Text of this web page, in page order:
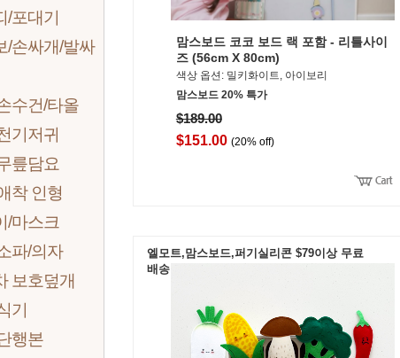
/포대기
/손싸개/발싸
수건/타올
기저귀
릎담요
착 인형
/마스크
파/의자
보호덮개
기
행본
맘스보드 코코 보드 랙 포함 - 리틀사이
즈 (56cm X 80cm)
색상 옵션: 밀키화이트, 아이보리
맘스보드 20% 특가
$189.00
$151.00 (20% off)
엘모트,맘스보드,퍼기실리콘 $79이상 무료
배송